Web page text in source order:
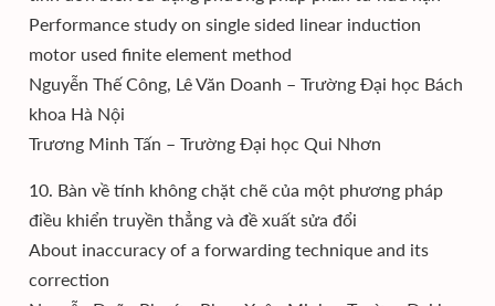
Performance study on single sided linear induction
motor used finite element method
Nguyễn Thế Công, Lê Văn Doanh – Trường Đại học Bách
khoa Hà Nội
Trương Minh Tấn – Trường Đại học Qui Nhơn
10. Bàn về tính không chặt chẽ của một phương pháp
điều khiển truyền thẳng và đề xuất sửa đổi
About inaccuracy of a forwarding technique and its
correction